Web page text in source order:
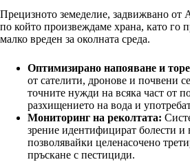
Прецизното земеделие, задвижвано от
по който произвеждаме храна, като го
малко вреден за околната среда.
Оптимизирано напояване и
от сателити, дронове и почвени
точните нужди на всяка част от
разхищението на вода и
Мониторинг на реколтата:
зрение идентифицират болести и
позволявайки целенасочено
пръскане с пестициди.